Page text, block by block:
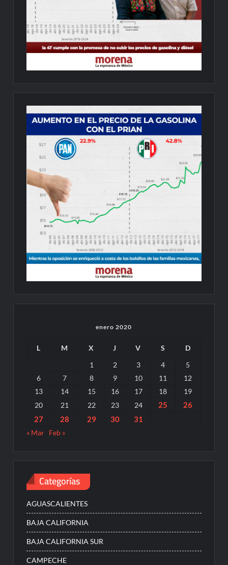
enero 2020
L M X J V S
D
1
2 3 4
5
6
7 8 9 10 11
12
13
14 15 16 17 18
19
20
21 22 23 24 25
26
27
28 29 30 31
« Mar Feb »
Categorías
AGUASCALIENTES
BAJA CALIFORNIA
BAJA CALIFORNIA SUR
CAMPECHE